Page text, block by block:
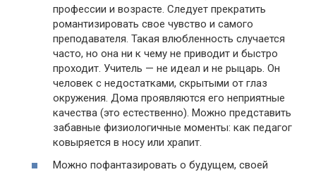
профессии и возрасте. Следует прекратить
романтизировать свое чувство и самого
преподавателя. Такая влюбленность случается
часто, но она ни к чему не приводит и быстро
проходит. Учитель — не идеал и не рыцарь. Он
человек с недостатками, скрытыми от глаз
окружения. Дома проявляются его неприятные
качества (это естественно). Можно представить
забавные физиологичные моменты: как педагог
ковыряется в носу или храпит.
Можно пофантазировать о будущем, своей